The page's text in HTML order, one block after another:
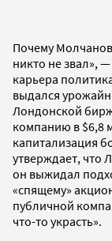
Почему Молчанов
никто не звал»,
карьера
выдался
Лондонской
компанию в $6,8
капитализация
утверждает, что
он выжидал
«спящему»
публичной
что-то украсть».